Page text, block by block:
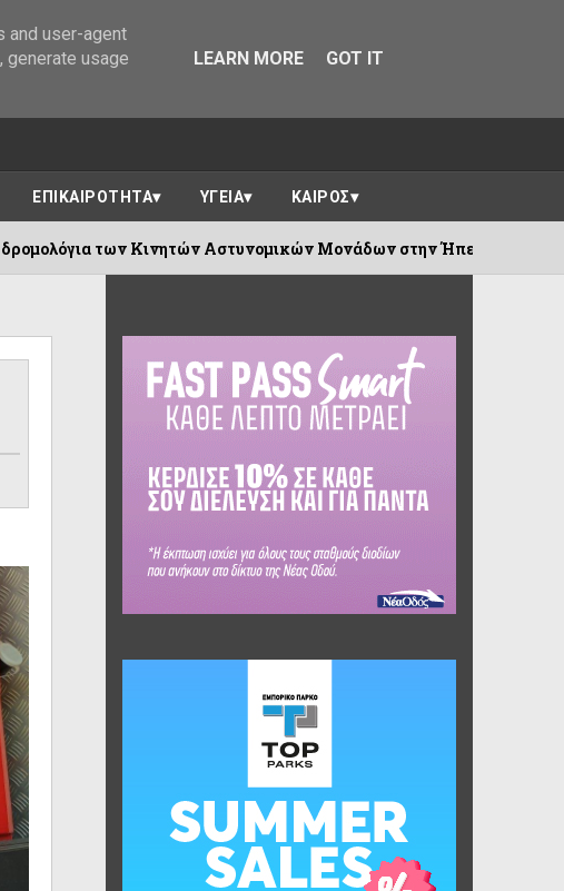
ΕΠΙΚΑΙΡΟΤΗΤΑ ΥΓΕΙΑ ΚΑΙΡΟΣ
Αστυνομικών Μονάδων στην Ήπειρο για την εβδομάδα (10 -
and user-agent
generate usage
LEARN MORE GOT IT